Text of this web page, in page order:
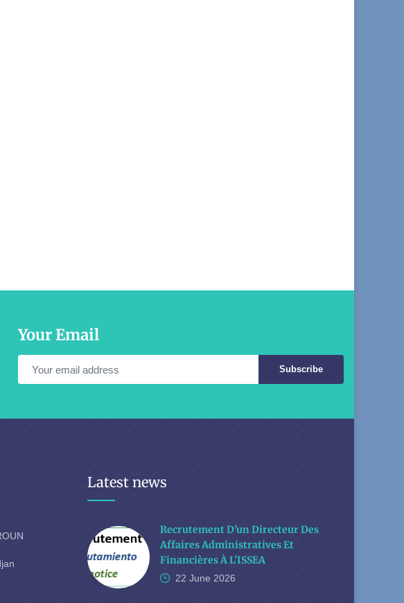
Your Email
Subscribe
Latest news
Recrutement D'un Directeur Des
Affaires Administratives Et
Financières À L'ISSEA
22 June 2026